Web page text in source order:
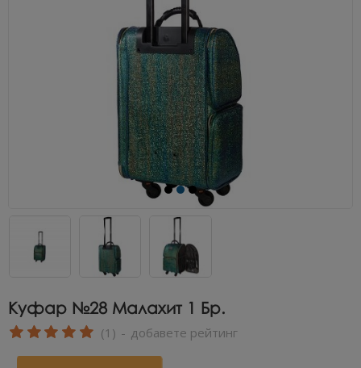
Куфар №28 Малахит 1 Бр.
(1) - добавете рейтинг